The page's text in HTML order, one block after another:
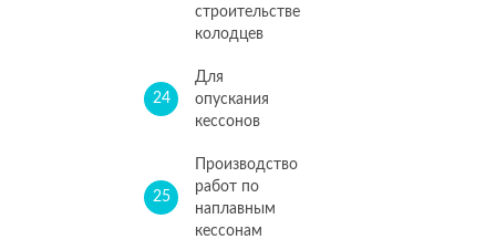
строительстве
колодцев
24
Для
опускания
кессонов
25
Производство
работ по
наплавным
кессонам